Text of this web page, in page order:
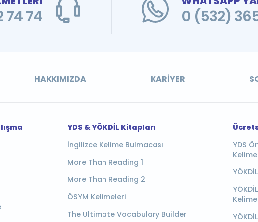
74 0 (532)
HAKKIMIZDA KARIYER
YDS & YÖKDİL Kitapları
İngilizce Kelime Bulmacası
More Than Reading 1
More Than Reading 2
ÖSYM Kelimeleri
The Ultimate Vocabulary Builder
YDS